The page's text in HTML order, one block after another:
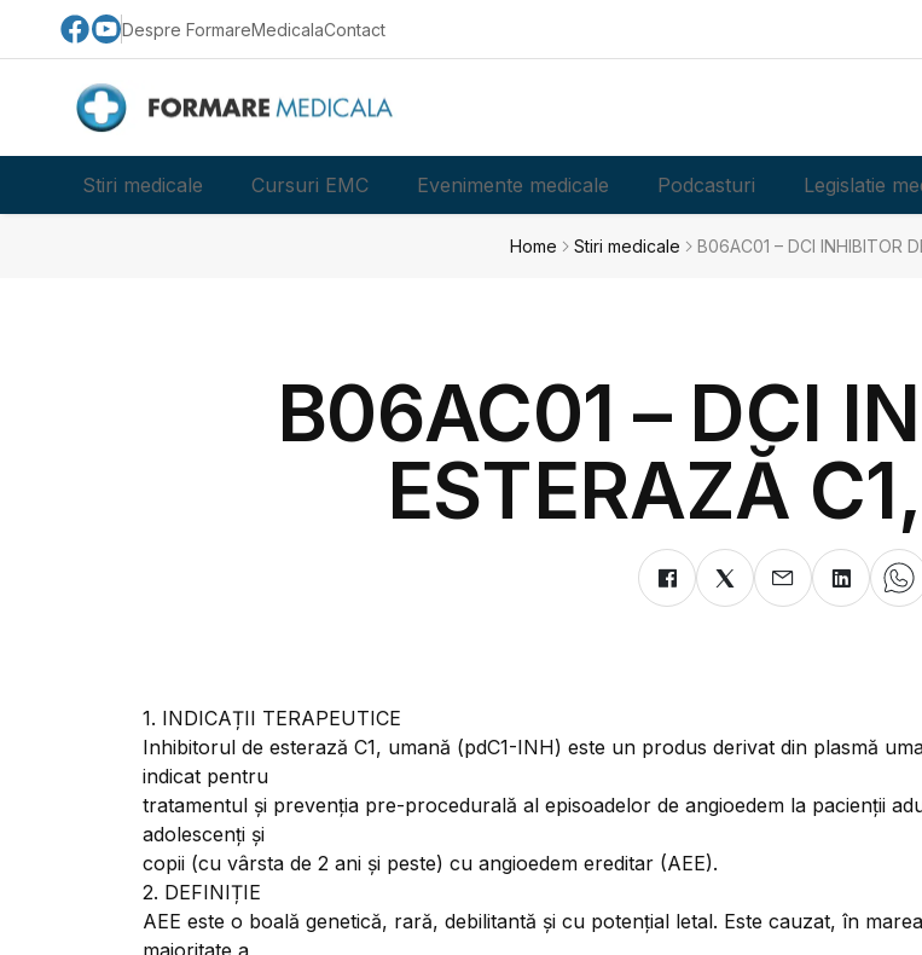
Despre FormareMedicalaContact
Stiri medicale Cursuri EMC Evenimente medicale Podcasturi Legislatie
Home Stiri medicale B06AC01 – DCI INHIBITOR
B06AC01 – DCI
ESTERAZĂ
1. INDICAȚII TERAPEUTICE
Inhibitorul de esterază C1, umană (pdC1-INH) este un produs derivat din plasmă
indicat pentru
tratamentul și prevenția pre-procedurală al episoadelor de angioedem la pacienții
adolescenți și
copii (cu vârsta de 2 ani și peste) cu angioedem ereditar (AEE).
2. DEFINIȚIE
AEE este o boală genetică, rară, debilitantă și cu potențial letal. Este cauzat, în marea
majoritate a